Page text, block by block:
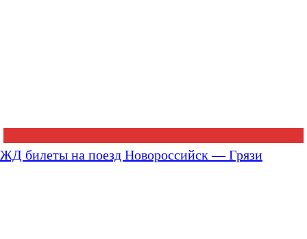
ЖД билеты на поезд Новороссийск — Грязи